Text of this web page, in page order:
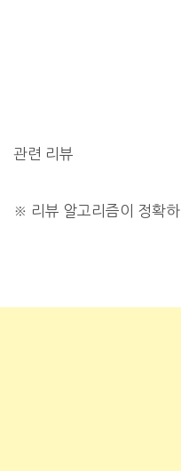
관련 리뷰
※ 리뷰 알고리즘이 정확